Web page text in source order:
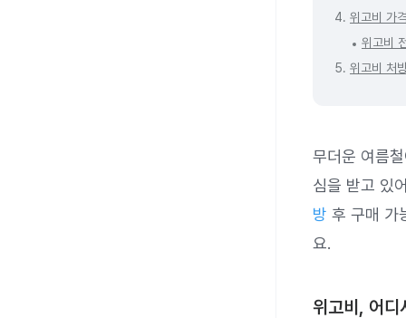
4. 위고비 가
위고비
5. 위고비 처
무더운 여름
심을 받고 있
방 후 구매 가
요.
위고비, 어디